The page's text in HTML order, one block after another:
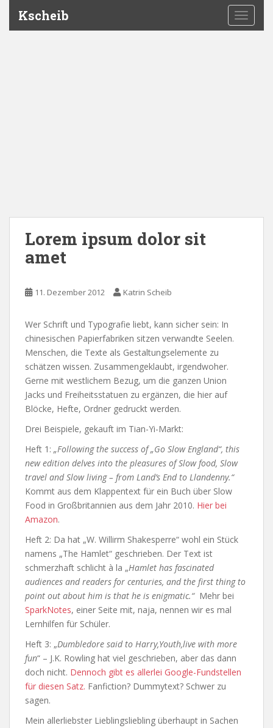
Kscheib
Lorem ipsum dolor sit
amet
11. Dezember 2012 Katrin Scheib
Wer Schrift und Typografie liebt, kann sicher sein: In
chinesischen Papierfabriken sitzen verwandte Seelen.
Menschen, die Texte als Gestaltungselemente zu
schätzen wissen. Zusammengeklaubt, irgendwoher.
Gerne mit westlichem Bezug, um die ganzen Union
Jacks und Freiheitsstatuen zu ergänzen, die hier auf
Blöcke, Hefte, Ordner gedruckt werden.
Drei Beispiele, gekauft im Tian-Yi-Markt:
Heft 1: „Following the success of „Go Slow England“, this
new edition delves into the pleasures of Slow food, Slow
travel and Slow living – from Land’s End to Llandenny.“
Kommt aus dem Klappentext für ein Buch über Slow
Food in Großbritannien aus dem Jahr 2010. Hier bei
Amazon.
Heft 2: Da hat „W. Willirm Shakesperre“ wohl ein Stück
namens „The Hamlet“ geschrieben. Der Text ist
schmerzhaft schlicht à la „Hamlet has fascinated
audiences and readers for centuries, and the first thing to
point out about him is that he is enigmatic.“ Mehr bei
SparkNotes, einer Seite mit, naja, nennen wir es mal
Lernhilfen für Schüler.
Heft 3: „Dumbledore said to Harry,Youth,live with more
fun“ – J.K. Rowling hat viel geschrieben, aber das dann
doch nicht. Dennoch gibt es allerlei Google-Fundstellen
für diesen Satz. Fanfiction? Dummytext? Schwer zu
sagen.
Mein allerliebster Lieblingsliebling überhaupt in Sachen